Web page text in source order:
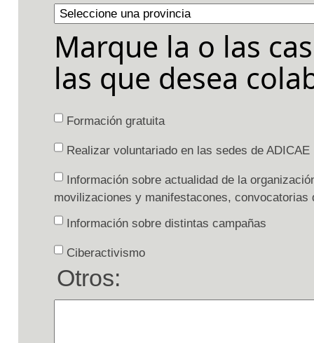
Marque la o las
las que desea
Formación gratuita
Realizar voluntariado en las sedes de ADICAE
Información sobre actualidad de la
movilizaciones y manifestacones,
Información sobre distintas campañas
Ciberactivismo
Otros: